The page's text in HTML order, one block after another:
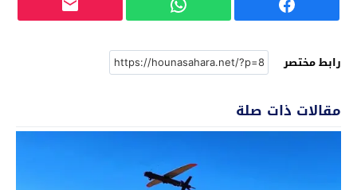
رابط مختصر
مقالات ذات صلة